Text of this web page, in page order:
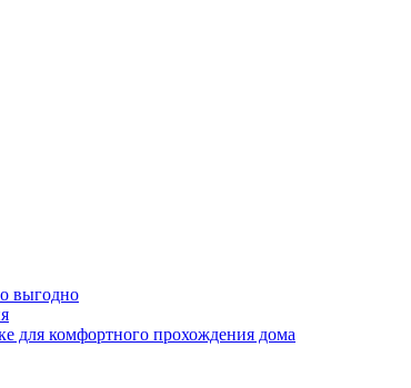
выгодно
для комфортного прохождения дома